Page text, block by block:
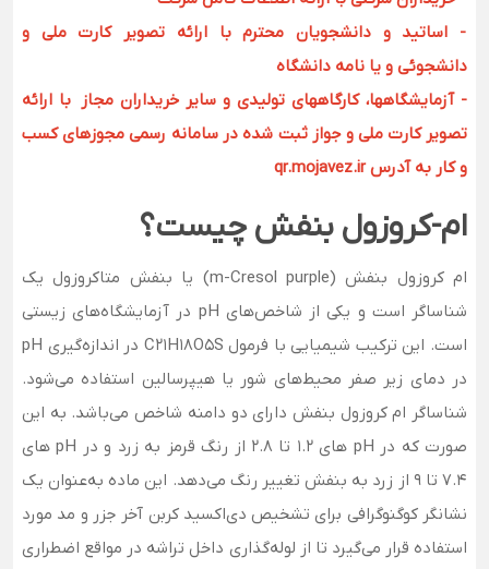
- اساتید و دانشجویان محترم با ارائه تصویر کارت ملی و
دانشجوئی و یا نامه دانشگاه
- آزمایشگاهها، کارگاههای تولیدی و سایر خریداران مجاز با ارائه
تصویر کارت ملی و جواز ثبت شده در سامانه رسمی مجوزهای کسب
و کار به آدرس qr.mojavez.ir
ام-کروزول بنفش چیست؟
ام کروزول بنفش (m-Cresol purple) یا بنفش متاکروزول یک
شناساگر است و یکی از شاخص‌های pH در آزمایشگاه‌های زیستی
است. این ترکیب شیمیایی با فرمول C21H18O5S در اندازه‌گیری pH
در دمای زیر صفر محیط‌های شور یا هیپرسالین استفاده می‌شود.
شناساگر ام کروزول بنفش دارای دو دامنه شاخص می‌باشد. به این
صورت که در pH های 1.2 تا 2.8 از رنگ قرمز به زرد و در pH های
7.4 تا 9 از زرد به بنفش تغییر رنگ می‌دهد. این ماده به‌عنوان یک
نشانگر کوگنوگرافی برای تشخیص دی‌اکسید کربن آخر جزر و مد مورد
استفاده قرار می‌گیرد تا از لوله‌گذاری داخل تراشه در مواقع اضطراری